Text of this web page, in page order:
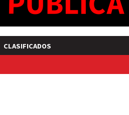
CLASIFICADOS